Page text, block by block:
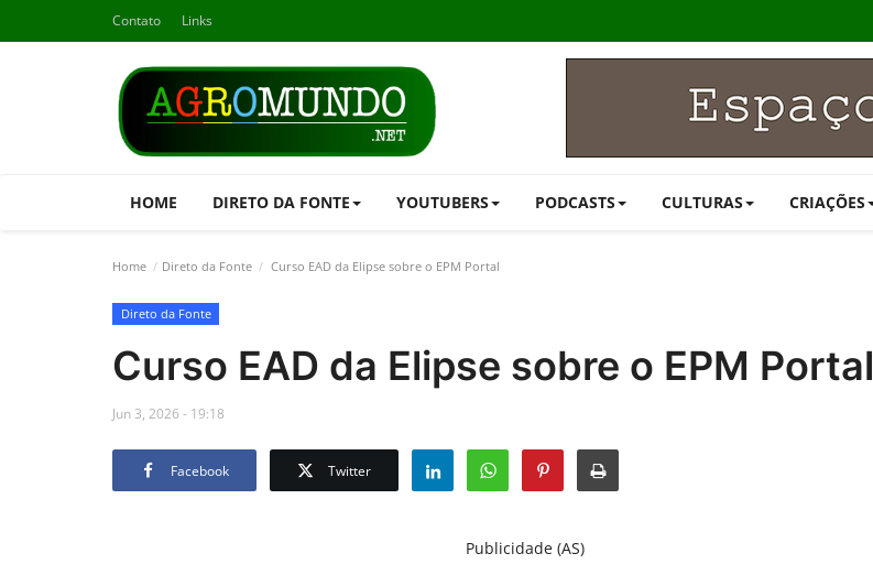
Contato Links
HOME DIRETO DA FONTE YOUTUBERS PODCASTS CULTURAS CRIAÇÕES
Home Direto da Fonte Curso EAD da Elipse sobre o EPM Portal
Direto da Fonte
Curso EAD da Elipse sobre o EPM Portal
Jun 3, 2026 - 19:18
Facebook Twitter
Publicidade (AS)